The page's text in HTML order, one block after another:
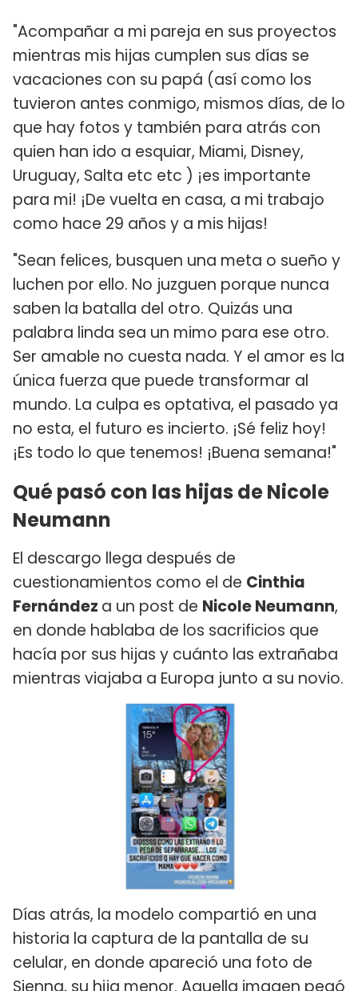
"Acompañar a mi pareja en sus proyectos
mientras mis hijas cumplen sus días se
vacaciones con su papá (así como los
tuvieron antes conmigo, mismos días, de lo
que hay fotos y también para atrás con
quien han ido a esquiar, Miami, Disney,
Uruguay, Salta etc etc ) ¡es importante
para mi! ¡De vuelta en casa, a mi trabajo
como hace 29 años y a mis hijas!
"Sean felices, busquen una meta o sueño y
luchen por ello. No juzguen porque nunca
saben la batalla del otro. Quizás una
palabra linda sea un mimo para ese otro.
Ser amable no cuesta nada. Y el amor es la
única fuerza que puede transformar al
mundo. La culpa es optativa, el pasado ya
no esta, el futuro es incierto. ¡Sé feliz hoy!
¡Es todo lo que tenemos! ¡Buena semana!"
Qué pasó con las hijas de Nicole
Neumann
El descargo llega después de
cuestionamientos como el de Cinthia
Fernández a un post de Nicole Neumann,
en donde hablaba de los sacrificios que
hacía por sus hijas y cuánto las extrañaba
mientras viajaba a Europa junto a su novio.
Días atrás, la modelo compartió en una
historia la captura de la pantalla de su
celular, en donde apareció una foto de
Sienna, su hija menor. Aquella imagen pegó